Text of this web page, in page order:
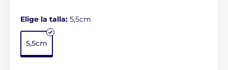
Elige la talla: 5,5cm
5,5cm